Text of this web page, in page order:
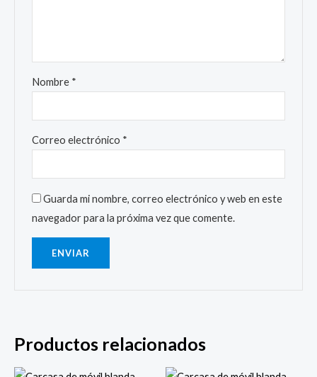
Nombre *
Correo electrónico *
Guarda mi nombre, correo electrónico y web en este
navegador para la próxima vez que comente.
Productos relacionados